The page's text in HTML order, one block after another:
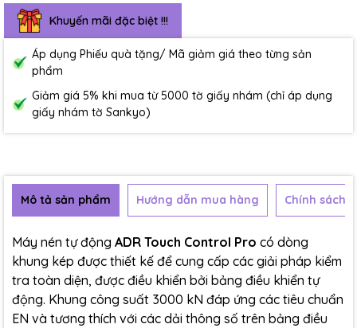
Khuyến mãi đặc biệt !!!
Áp dụng Phiếu quà tặng/ Mã giảm giá theo từng sản
phẩm
Giảm giá 5% khi mua từ 5000 tờ giấy nhám (chỉ áp dụng
giấy nhám tờ Sankyo)
Mô tả sản phẩm Hướng dẫn mua hàng Chính sách
Máy nén tự động ADR Touch Control Pro có dòng
khung kép được thiết kế để cung cấp các giải pháp kiểm
tra toàn diện, được điều khiển bởi bảng điều khiển tự
động. Khung công suất 3000 kN đáp ứng các tiêu chuẩn
EN và tương thích với các dải thông số trên bảng điều